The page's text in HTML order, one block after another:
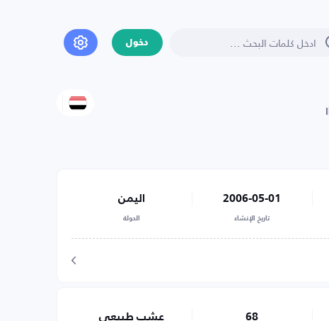
دخول
2006-05-01
تاريخ الإنشاء
اليمن
الدولة
68 عشب طبيعي